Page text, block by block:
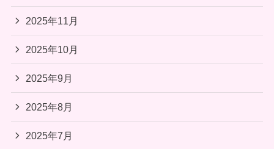
2025年11月
2025年10月
2025年9月
2025年8月
2025年7月